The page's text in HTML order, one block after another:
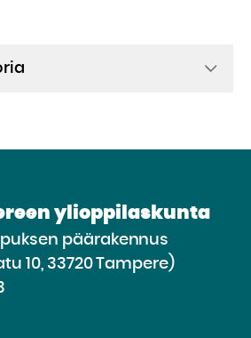
ylioppilaskunta
päärakennus
10, 33720 Tampere)